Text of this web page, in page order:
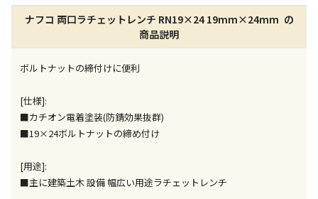
できません）
※同時購入の商品は、全て同じ店舗での受取となりま
特定の店舗のみで受取ができる商品です（宅配便での
お届けができません）
委託業者によりお届けする商品です
※電話注文はできません。
ナフコ 両口ラチェットレンチ RN19×24 19mm×24mm の
商品説明
ボルトナットの締付けに便利
[仕様]:
■カチオン電着塗装(防錆効果抜群)
■19×24ボルトナットの締め付け
[用途]:
■主に建築土木 設備 幅広い用途ラチェットレンチ